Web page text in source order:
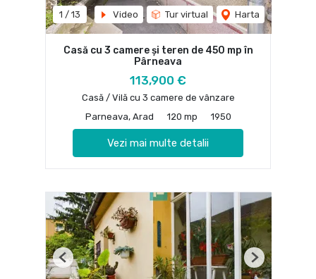
1 / 13 Video Tur virtual Harta
Casă cu 3 camere și teren de 450 mp în
Pârneava
113,900 €
Casă / Vilă cu 3 camere de vânzare
Parneava, Arad
120 mp 1950
Vezi mai multe detalii
Previous Next